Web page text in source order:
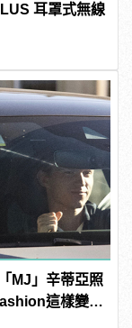
耳罩式無線
MJ」辛蒂亞照
這樣變型